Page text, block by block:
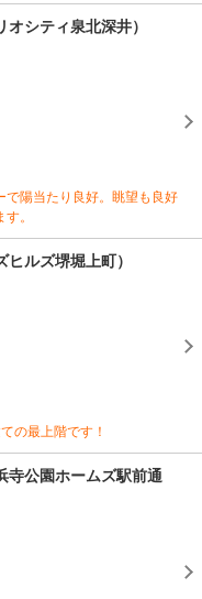
シティ泉北深井）
で陽当たり良好。眺望も良好
。
ルズ堺堀上町）
の最上階です！
寺公園ホームズ駅前通